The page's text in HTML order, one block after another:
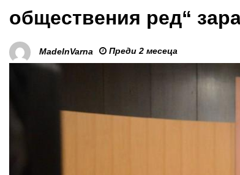
обществения ред“
MadeInVarna Преди 2 месеца